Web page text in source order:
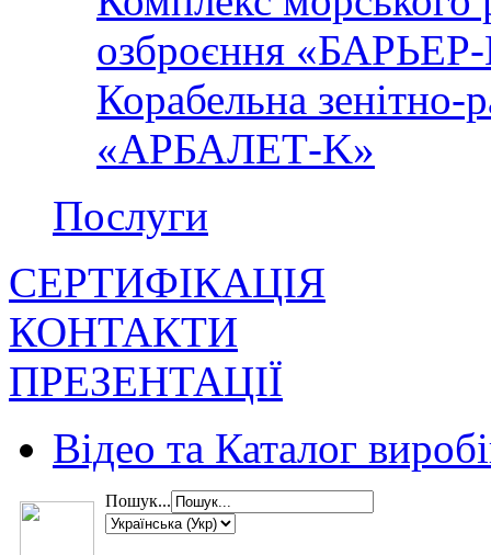
озброєння
Корабельна зенітно-
«АРБАЛЕТ-K»
Послуги
СЕРТИФІКАЦІЯ
КОНТАКТИ
ПРЕЗЕНТАЦІЇ
Відео та Каталог
Пошук...